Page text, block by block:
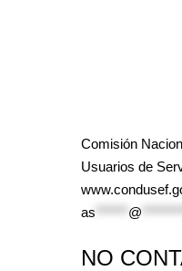
Comisión
Usuarios de
as
@
NO